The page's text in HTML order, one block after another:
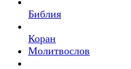
Библия
Коран
Молитвослов